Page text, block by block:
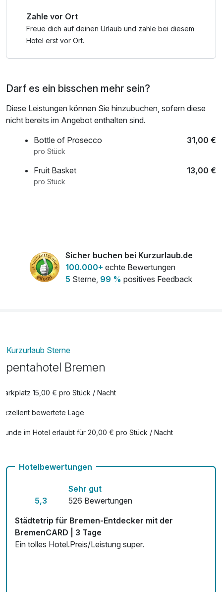
erstaunt sein: Von der ausgesuchten Lage im ruhigen
Stadtteil Vahr ist man im Nu in der Stadt und kann dort über
die Kopfsteinpflaster der Altstadt schlendern, in die
echter Glückspilz ins Pentahotel zurück, wo bereits kühle
warten. Eine Komfortzone für Entdecker? Das wäre echt
das Beste aus zwei Welten!
Zahle vor Ort
Freue dich auf deinen Urlaub und zahle bei diesem
Hotel erst vor Ort.
Darf es ein bisschen mehr sein?
Diese Leistungen können Sie hinzubuchen, sofern diese
nicht bereits im Angebot enthalten sind.
Bottle of Prosecco
31,00 €
pro Stück
Fruit Basket 13,00 €
pro Stück
Sicher buchen bei Kurzurlaub.de
100.000+ echte Bewertungen
5 Sterne, 99 % positives Feedback
Kurzurlaub Sterne
pentahotel Bremen
Parkplatz 15,00 € pro Stück / Nacht
Exzellent bewertete Lage
Hunde im Hotel erlaubt für 20,00 € pro Stück / Nacht
Fitnessgeräte stehen bereit
Mit Hotelbar
Hotelbewertungen
5,3
Sehr gut
526 Bewertungen
Städtetrip für Bremen-Entdecker mit der
BremenCARD | 3 Tage
Ein tolles Hotel.Preis/Leistung super.